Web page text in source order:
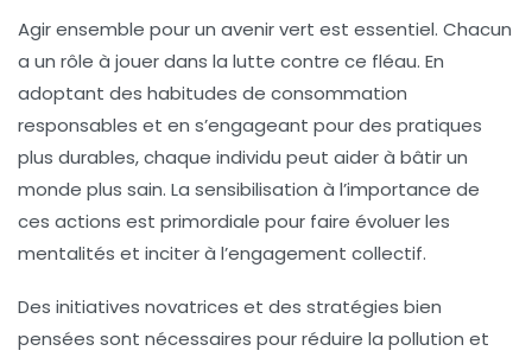
Agir ensemble pour un avenir vert est essentiel. Chacun
a un rôle à jouer dans la lutte contre ce fléau. En
adoptant des habitudes de consommation
responsables et en s’engageant pour des pratiques
plus durables, chaque individu peut aider à bâtir un
monde plus sain. La sensibilisation à l’importance de
ces actions est primordiale pour faire évoluer les
mentalités et inciter à l’engagement collectif.
Des initiatives novatrices et des stratégies bien
pensées sont nécessaires pour réduire la pollution et